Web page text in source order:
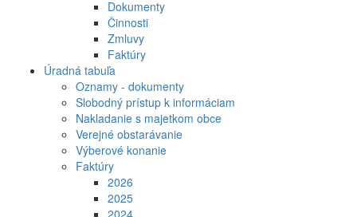
Dokumenty
Činnosti
Zmluvy
Faktúry
Úradná tabuľa
Oznamy - dokumenty
Slobodný prístup k informáciam
Nakladanie s majetkom obce
Verejné obstarávanie
Výberové konanie
Faktúry
2026
2025
2024